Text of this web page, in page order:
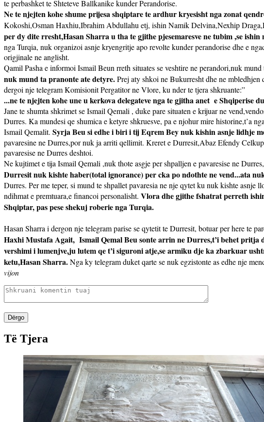
te perbashket te Shteteve Ballkanike kunder Perandorise.
Ne te njejten kohe shume prijesa shqiptare te ardhur kryesisht nga zonat
Kokoshi,Osman Haxhiu,Ibrahim Abdullahu etj, ishin Namik Delvina,Nexhip
per dy dite rresht,Hasan Sharra u tha te gjithe pjesemaresve ne tubim ,se
nga Turqia, nuk organizoi asnje kryengritje apo revolte kunder perandorise dhe e
origjinale ne anglisht.
Qamil Pasha e informoi Ismail Beun rreth situates se veshtire ne perandori,nuk
nuk mund ta pranonte ate detyre.Prej aty shkoi ne Bukurresht dhe ne mbledhjen
dergoi nje telegram Komisionit Pergatitor ne Vlore, ku nder te tjera shkruante:”
...ne te njejten kohe une u kerkova delegateve nga te gjitha anet e Shqiperise
Jane te shumta shkrimet se Ismail Qemali , duke pare situaten e krijuar ne
Durres. Ka mundesi qe shumica e ketyre shkruesve, pa e njohur mire historine,t’a
Ismail Qemalit. Syrja Beu si edhe i biri i tij Eqrem Bey nuk kishin asnje lidhje
pavaresine ne Durres,por nuk ja arriti qellimit. Kreret e Durresit,Abaz Efendy
pavaresise ne Durres deshtoi.
Ne kujtimet e tija Ismail Qemali ,nuk thote asgje per shpalljen e pavaresise ne Durres,
Durresit nuk kishte haber(total ignorance) per cka po ndothte ne vend...ata
Durres. Per me teper, si mund te shpallet pavaresia ne nje qytet ku nuk kishte
ndihmat e premtuara,e financoi personalisht. Vlora dhe gjithe fshatrat perreth
Shqiptar, pas pese shekuj roberie nga Turqia.
Hasan Sharra i dergon nje telegram parise se qytetit te Durresit, botuar per here te
Haxhi Mustafa Agait, Ismail Qemal Beu sonte arrin ne Durres,t’i behet pritja
vershimi i lumenjve,ju lutem qe t’i siguroni atje,se armiku dje ka zbarkuar
ketu,Hasan Sharra.Nga ky telegram duket qarte se nuk egzistonte as edhe nje
vijon
Dërgo
Të Tjera